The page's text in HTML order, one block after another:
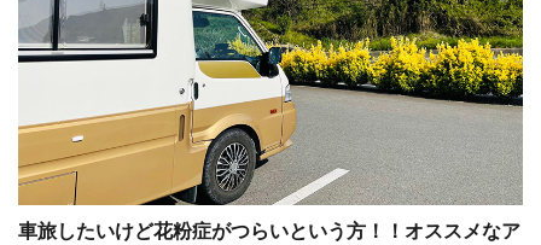
車旅したいけど花粉症がつらいという方！！オススメなア